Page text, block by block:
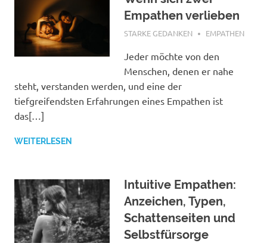
Empathen verlieben
MÄRZ 14, 2022
STARKE GEDANKEN EMPATHEN
Jeder möchte von den
Menschen, denen er nahe
steht, verstanden werden, und eine der
tiefgreifendsten Erfahrungen eines Empathen ist
das[…]
WEITERLESEN
Intuitive Empathen:
Anzeichen, Typen,
Schattenseiten und
Selbstfürsorge